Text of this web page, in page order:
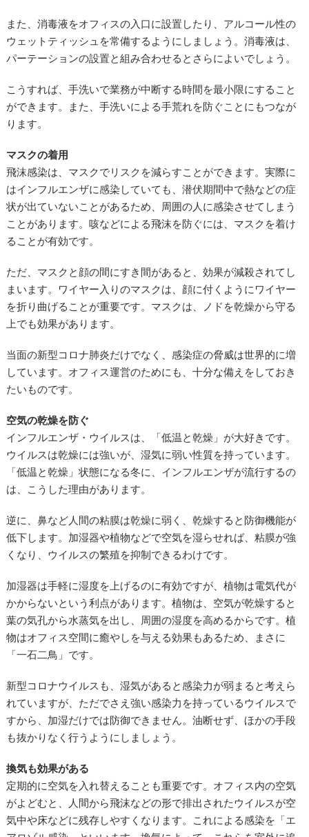
また、消毒液をオフィスの入口に設置したり、アルコール性の
ウェットティッシュを常備するようにしましょう。消毒液は、
パーテーションの設置と組み合わせるとさらによいでしょう。
こうすれば、手洗いで業務が中断する時間を最小限にすること
ができます。また、手洗いによる手荒れを防ぐことにもつなが
ります。
マスクの着用
飛沫感染は、マスクでリスクを減らすことができます。実際に
はインフルエンザに感染していても、潜伏期間中で熱などの症
状が出ていないことがあるため、周囲の人に感染させてしまう
ことがあります。咳などによる飛沫を防ぐには、マスクを着け
ることが有効です。
ただ、マスクと顔の間にすき間があると、効果が減殺されてし
まいます。ワイヤー入りのマスクは、顔に付くようにワイヤー
を折り曲げることが重要です。マスクは、ノドを乾燥から守る
上でも効果があります。
当面の新型コロナ肺炎だけでなく、感染症の脅威は世界的に増
しています。オフィス運営のためにも、十分な備えをしておき
たいものです。
空気の乾燥を防ぐ
インフルエンザ・ウイルスは、「低温と乾燥」が大好きです。
ウイルスは乾燥には強いが、湿気に弱い性質を持っています。
「低温と乾燥」状態になる冬に、インフルエンザが流行するの
は、こうした理由があります。
逆に、鼻など人間の粘膜は乾燥に弱く、乾燥すると防御機能が
低下します。加湿器や植物などで空気を湿らせれば、粘膜が強
くなり、ウイルスの繁殖を抑制できるわけです。
加湿器は手軽に湿度を上げるのに有効ですが、植物は電気代が
かからないという利点があります。植物は、空気が乾燥すると
葉の気孔から水蒸気を出し、周囲の湿度を高めるからです。植
物はオフィス空間に癒やしを与える効果もあるため、まさに
「一石二鳥」です。
新型コロナウイルスも、湿気があると感染力が弱まると考えら
れていますが、ただでさえ強い感染力を持っているウイルスで
すから、加湿だけでは防御できません。油断せず、ほかの手段
も抜かりなく行うようにしましょう。
換気も効果がある
定期的に空気を入れ替えることも重要です。オフィス内の空気
がよどむと、人間から飛沫などの形で排出されたウイルスが空
気中や床などに残存しやすくなります。これによる感染を「エ